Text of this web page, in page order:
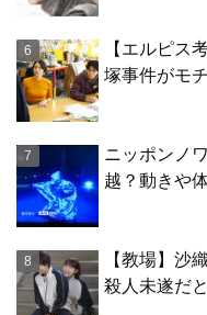
【エルピス
塚事件がモ
ニッポンノ
越？動きや
【教場】沙
殺人未遂だ